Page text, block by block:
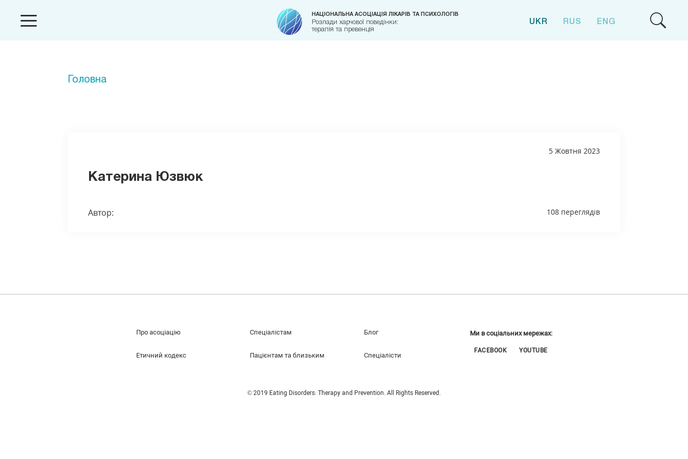
НАЦІОНАЛЬНА АСОЦІАЦІЯ ЛІКАРІВ ТА ПСИХОЛОГІВ
Розлади харчової поведінки:
терапія та превенція
UKR RUS ENG
Головна
5 Жовтня 2023
Катерина Юзвюк
Автор: 108 переглядів
Про асоціацію
Етичний кодекс
Спеціалістам
Пацієнтам та близьким
Блог
Спеціалісти
Ми в соціальних мережах:
FACEBOOK YOUTUBE
© 2019 Eating Disorders: Therapy and Prevention. All Rights Reserved.